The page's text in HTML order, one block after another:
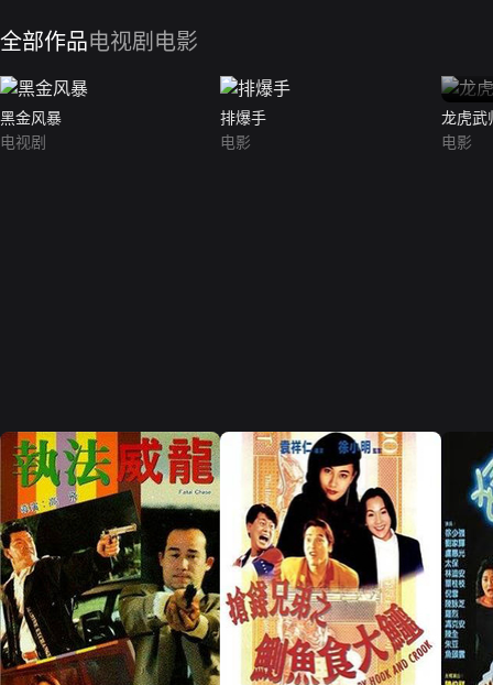
全部作品电视剧 电影
黑金风暴
电视剧
排爆手
电影
龙虎武
电影